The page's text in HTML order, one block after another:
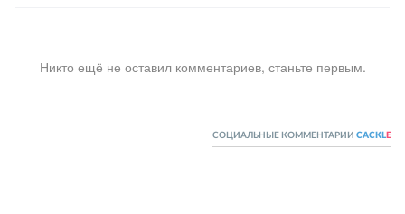
Никто ещё не оставил комментариев, станьте первым.
СОЦИАЛЬНЫЕ КОММЕНТАРИИ CACKL E